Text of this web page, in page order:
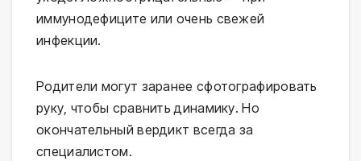
иммунодефиците или очень свежей
инфекции.
Родители могут заранее сфотографировать
руку, чтобы сравнить динамику. Но
окончательный вердикт всегда за
специалистом.